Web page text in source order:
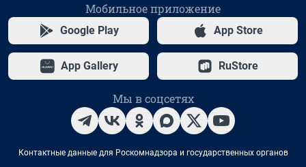
Мобильное приложение
Google Play App Store
App Gallery RuStore
Мы в соцсетях
Контактные данные для Роскомнадзора и государственных органов